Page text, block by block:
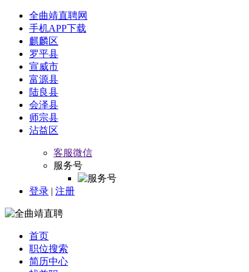
全曲靖直聘网
手机APP下载
麒麟区
罗平县
宣威市
富源县
陆良县
会泽县
师宗县
沾益区
客服微信
服务号
登录 | 注册
首页
职位搜索
简历中心